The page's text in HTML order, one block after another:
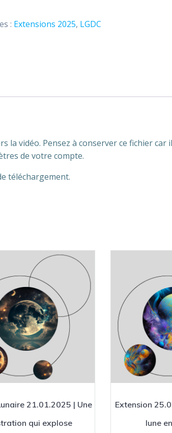
: Extensions 2025, LGDC
vidéo. Pensez à conserver ce fichier car
de votre compte.
téléchargement.
21.01.2025 | Une
qui explose
Extension
lune